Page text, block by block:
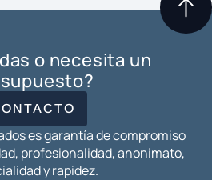
o necesita un
es garantía de compromiso
profesionalidad, anonimato,
y rapidez.